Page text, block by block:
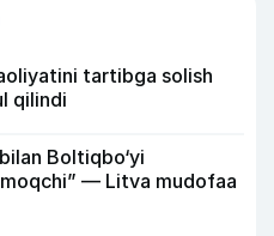
tartibga solish
qilindi
Boltiqbo‘yi
— Litva mudofaa